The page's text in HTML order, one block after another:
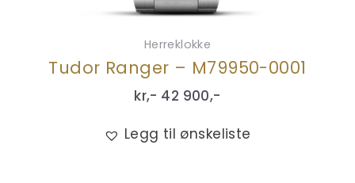
Herreklokke
Tudor Ranger – M79950-0001
kr,- 42 900,-
Legg til ønskeliste